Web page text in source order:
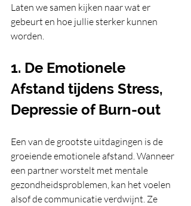
Laten we samen kijken naar wat er
gebeurt en hoe jullie sterker kunnen
worden.
1. De Emotionele
Afstand tijdens Stress,
Depressie of Burn-out
Een van de grootste uitdagingen is de
groeiende emotionele afstand. Wanneer
een partner worstelt met mentale
gezondheidsproblemen, kan het voelen
alsof de communicatie verdwijnt. Ze